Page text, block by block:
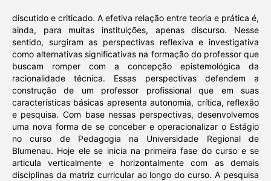
discutido e criticado. A efetiva relação entre teoria e prática é,
ainda, para muitas instituições, apenas discurso. Nesse
sentido, surgiram as perspectivas reflexiva e investigativa
como alternativas significativas na formação do professor que
buscam romper com a concepção epistemológica da
racionalidade técnica. Essas perspectivas defendem a
construção de um professor profissional que em suas
características básicas apresenta autonomia, crítica, reflexão
e pesquisa. Com base nessas perspectivas, desenvolvemos
uma nova forma de se conceber e operacionalizar o Estágio
no curso de Pedagogia na Universidade Regional de
Blumenau. Hoje ele se inicia na primeira fase do curso e se
articula verticalmente e horizontalmente com as demais
disciplinas da matriz curricular ao longo do curso. A pesquisa